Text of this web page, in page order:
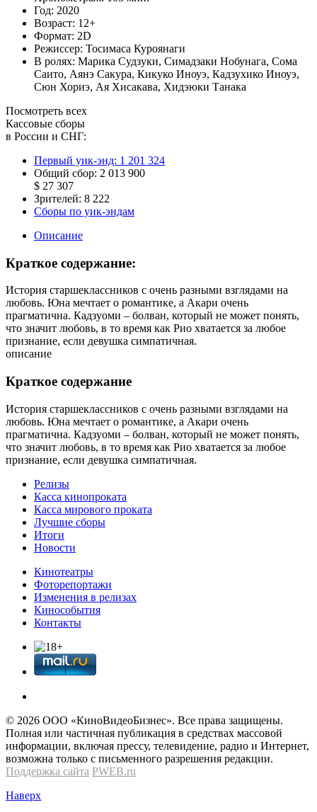
Год: 2020
Возраст: 12+
Формат: 2D
Режиссер: Тосимаса Куроянаги
В ролях: Марика Судзуки, Симадзаки Нобунага, Сома
Саито, Аянэ Сакура, Кикуко Иноуэ, Кадзухико Иноуэ,
Сюн Хориэ, Ая Хисакава, Хидэюки Танака
Посмотреть всех
Кассовые сборы
в России и СНГ:
Первый уик-энд: 1 201 324
Общий сбор: 2 013 900
$ 27 307
Зрителей: 8 222
Сборы по уик-эндам
Описание
Краткое содержание:
История старшеклассников с очень разными взглядами на
любовь. Юна мечтает о романтике, а Акари очень
прагматична. Кадзуоми – болван, который не может понять,
что значит любовь, в то время как Рио хватается за любое
признание, если девушка симпатичная.
описание
Краткое содержание
История старшеклассников с очень разными взглядами на
любовь. Юна мечтает о романтике, а Акари очень
прагматична. Кадзуоми – болван, который не может понять,
что значит любовь, в то время как Рио хватается за любое
признание, если девушка симпатичная.
Релизы
Касса кинопроката
Касса мирового проката
Лучшие сборы
Итоги
Новости
Кинотеатры
Фоторепортажи
Изменения в релизах
Кинособытия
Контакты
© 2026 OOО «КиноВидеоБизнес». Все права защищены.
Полная или частичная публикация в средствах массовой
информации, включая прессу, телевидение, радио и Интернет,
возможна только с письменного разрешения редакции.
Поддержка сайта PWEB.ru
Наверх